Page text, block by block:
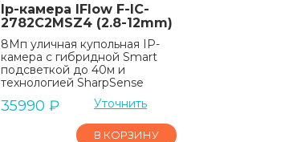
Ip-камера IFlow F-IC-
2782C2MSZ4 (2.8-12mm)
8Мп уличная купольная IP-
камера с гибридной Smart
подсветкой до 40м и
технологией SharpSense
35990 ₽ Уточнить
В КОРЗИНУ